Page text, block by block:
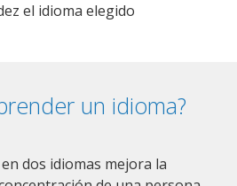
el idioma elegido
un idioma?
dos idiomas mejora la